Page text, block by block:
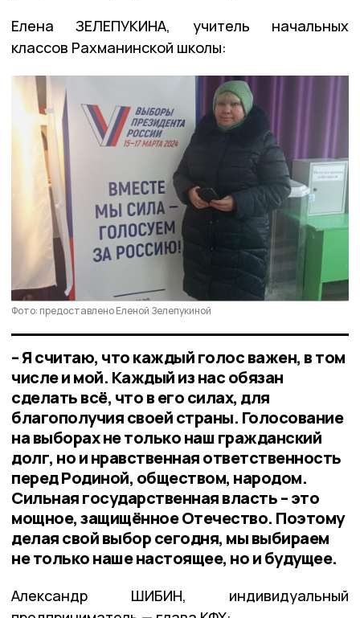
Елена ЗЕЛЕПУКИНА, учитель начальных
классов Рахманинской школы:
Фото: предоставлено Еленой Зелепукиной
– Я считаю, что каждый голос важен, в том
числе и мой. Каждый из нас обязан
сделать всё, что в его силах, для
благополучия своей страны. Голосование
на выборах не только наш гражданский
долг, но и нравственная ответственность
перед Родиной, обществом, народом.
Сильная государственная власть – это
мощное, защищённое Отечество. Поэтому
делая свой выбор сегодня, мы выбираем
не только наше настоящее, но и будущее.
Александр ШИБИН, индивидуальный